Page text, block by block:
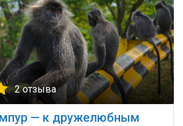
2 отзыва
— к дружелюбным